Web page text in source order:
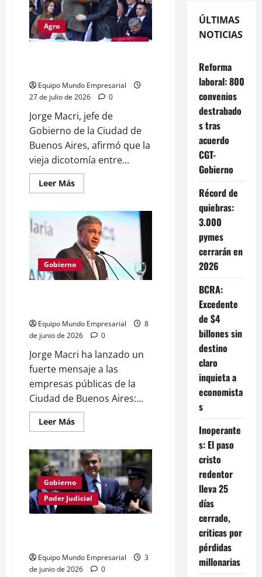
Agro
Equipo Mundo Empresarial
27 de julio de 2026
0
Jorge Macri, jefe de
Gobierno de la Ciudad de
Buenos Aires, afirmó que la
vieja dicotomía entre...
Leer MásLeer
más
Jorge
Macri
y
Milei:
el
campo
como
motor
económico
Gobierno
Equipo Mundo Empresarial
8
de junio de 2026
0
Jorge Macri ha lanzado un
fuerte mensaje a las
empresas públicas de la
Ciudad de Buenos Aires:...
Leer MásLeer
más
Jorge
Macri
exige
transparencia
total
a
empresas
públicas
Gobierno
Poder Judicial
Equipo Mundo Empresarial
3
de junio de 2026
0
ÚLTIMAS
NOTICIAS
Reforma
laboral: 800
convenios
destrabado
s tras
acuerdo
CGT-
Gobierno
Récord de
quiebras:
3.000
pymes
cerrarán en
2026
BCRA:
Excedente
de $4
billones sin
destino
claro
inquieta a
economista
s
Inoperante
s: El paso
cristo
redentor
lleva 25
días
cerrado,
criticas por
pérdidas
millonarias